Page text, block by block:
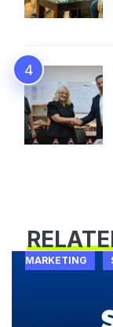
MARKETING